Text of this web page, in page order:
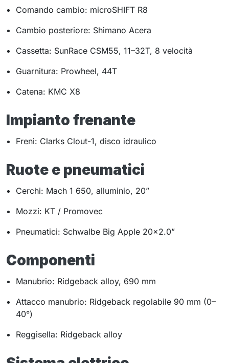
Comando cambio: microSHIFT R8
Cambio posteriore: Shimano Acera
Cassetta: SunRace CSM55, 11–32T, 8 velocità
Guarnitura: Prowheel, 44T
Catena: KMC X8
Impianto frenante
Freni: Clarks Clout-1, disco idraulico
Ruote e pneumatici
Cerchi: Mach 1 650, alluminio, 20”
Mozzi: KT / Promovec
Pneumatici: Schwalbe Big Apple 20×2.0”
Componenti
Manubrio: Ridgeback alloy, 690 mm
Attacco manubrio: Ridgeback regolabile 90 mm (0–
40°)
Reggisella: Ridgeback alloy